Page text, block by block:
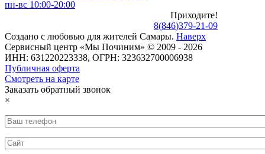
пн-вс 10:00-20:00
Приходите!
8(846)379-21-09
Создано с любовью для жителей Самары. Наверх
Сервисный центр «Мы Починим» © 2009 - 2026
ИНН: 631220223338, ОГРН: 323632700006938
Публичная оферта
Смотреть на карте
Заказать обратный звонок
×